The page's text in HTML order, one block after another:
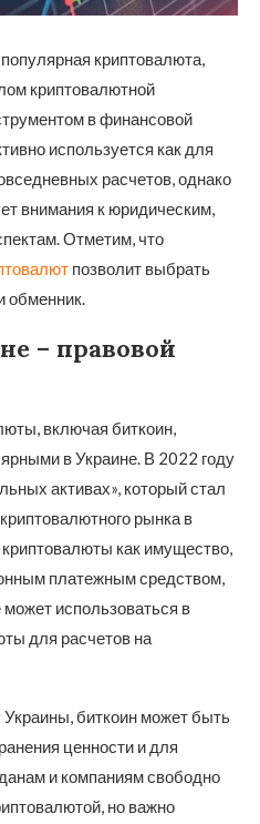
криптовалюта,
криптовалютной
в финансовой
используется как для
расчетов, однако
внимания к юридическим,
Отметим, что
позволит выбрать
обменник.
– правовой
включая биткоин,
в Украине. В 2022 году
активах», который стал
рынка в
криптовалюты как имущество,
платежным средством,
может использоваться в
для расчетов на
биткоин может быть
ценности и для
и компаниям свободно
но важно